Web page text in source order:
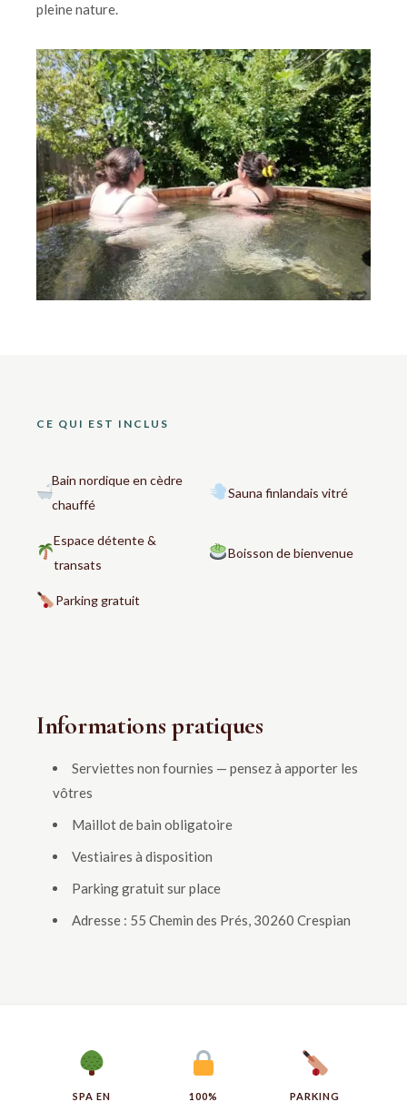
pleine nature.
CE QUI EST INCLUS
Bain nordique en cèdre
chauffé
Sauna finlandais vitré
Espace détente &
transats
Boisson de bienvenue
Parking gratuit
Informations pratiques
Serviettes non fournies — pensez à apporter les
vôtres
Maillot de bain obligatoire
Vestiaires à disposition
Parking gratuit sur place
Adresse : 55 Chemin des Prés, 30260 Crespian
SPA EN 100% PARKING